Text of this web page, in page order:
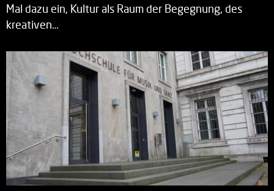
Mal dazu ein, Kultur als Raum der Begegnung, des
kreativen…